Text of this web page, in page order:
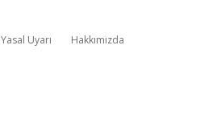
Yasal Uyarı Hakkımızda